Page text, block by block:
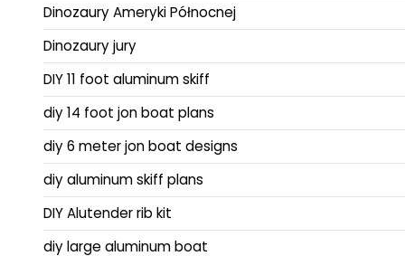
Dinozaury Ameryki Północnej
Dinozaury jury
DIY 11 foot aluminum skiff
diy 14 foot jon boat plans
diy 6 meter jon boat designs
diy aluminum skiff plans
DIY Alutender rib kit
diy large aluminum boat